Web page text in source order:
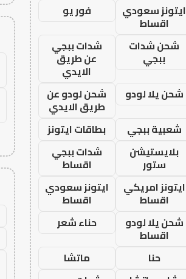
ايتونز سعودي
اقساط
فور يو
شحن شدات
ببجي
شدات ببجي
عن طريق
الايدي
شحن يلا لودو
شحن لودو عن
طريق الايدي
شعبية ببجي
بطاقات ايتونز
بلايستيشن
ستور
شدات ببجي
اقساط
ايتونز امريكي
اقساط
ايتونز سعودي
اقساط
شحن يلا لودو
اقساط
حناء شعر
حنا
ماتشا